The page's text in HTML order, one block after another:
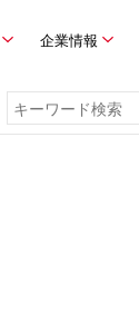
企業情報